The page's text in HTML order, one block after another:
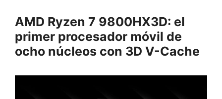
AMD Ryzen 7 9800HX3D: el
primer procesador móvil de
ocho núcleos con 3D V-Cache